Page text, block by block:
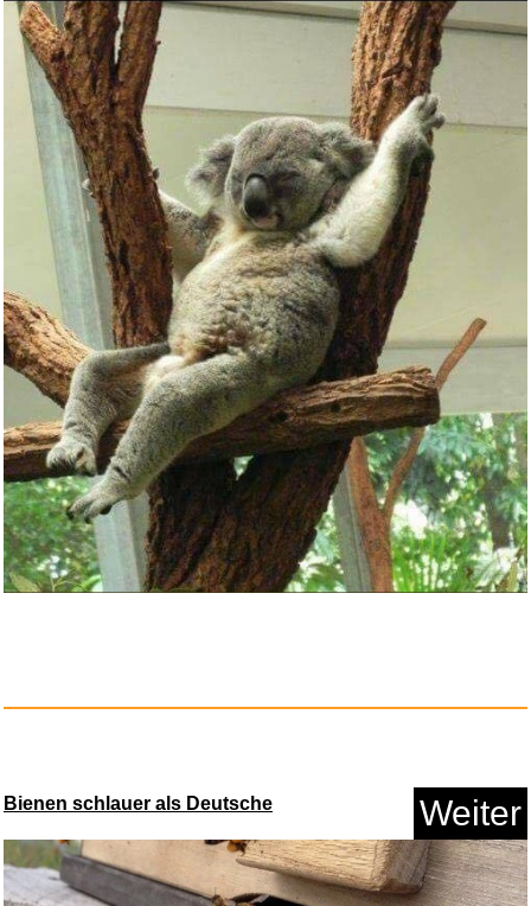
Marisol: (Un rayo de luz + Ha ...
Anzeige
Google Play Gutschein - €...
Bienen schlauer als Deutsche Weiter